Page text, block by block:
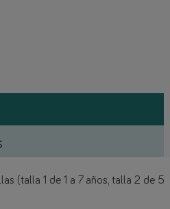
(talla 1 de 1 a 7 años, talla 2 de 5